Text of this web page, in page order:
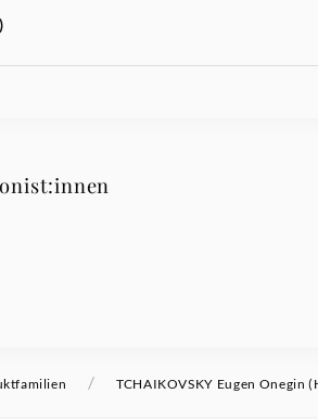
/ TCHAIKOVSKY Eugen Onegin